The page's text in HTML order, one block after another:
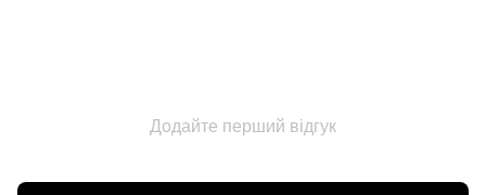
Додайте перший відгук